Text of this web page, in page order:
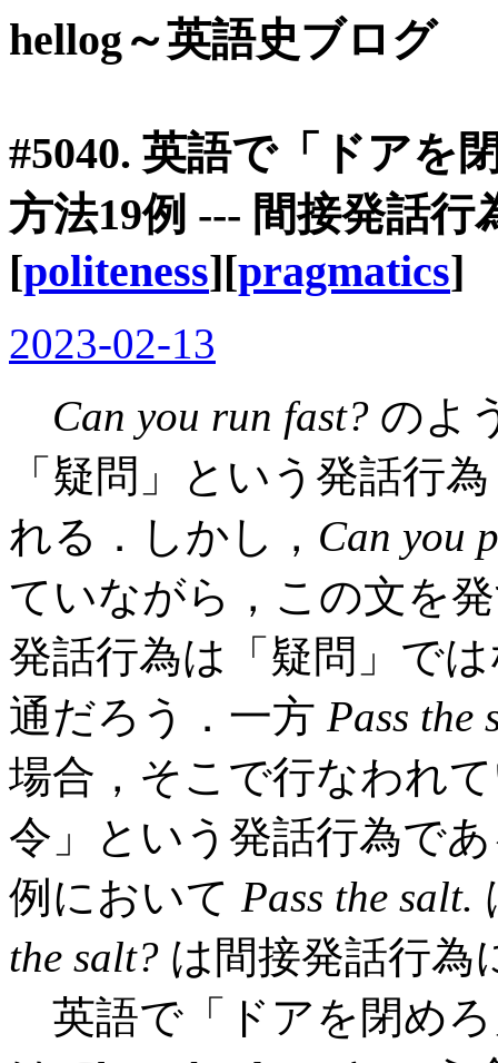
hellog～英語史ブログ
#5040. 英語で「ドアを
方法19例 --- 間接発話行
[politeness][pragmatics]
2023-02-13
Can you run fast? のよ
「疑問」という発話行
れる．しかし， Can you
ていながら，この文を
発話行為は「疑問」で
通だろう．一方 Pass the
場合，そこで行なわれ
令」という発話行為で
例において Pass the salt.
the salt? は間接発話行為
英語で「ドアを閉め